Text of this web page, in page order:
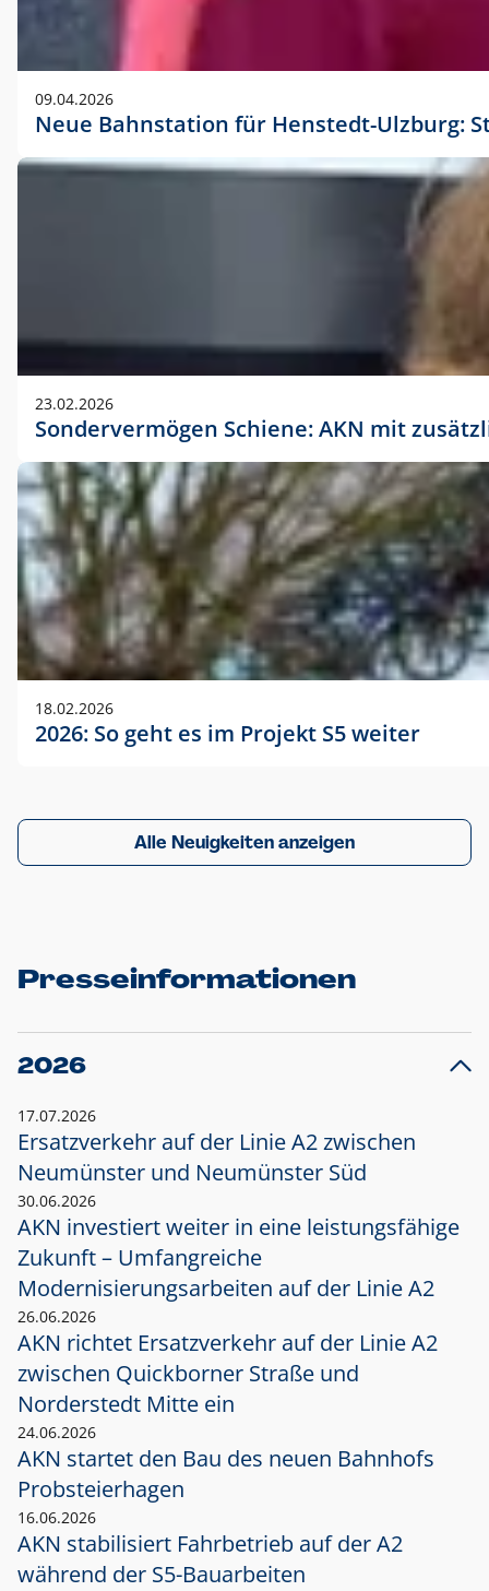
09.04.2026
Neue Bahnstation für Henstedt-Ulzburg:
23.02.2026
Sondervermögen Schiene: AKN mit
18.02.2026
2026: So geht es im Projekt S5 weiter
Alle Neuigkeiten anzeigen
Presseinformationen
2026
17.07.2026
Ersatzverkehr auf der Linie A2 zwischen
Neumünster und Neumünster Süd
30.06.2026
AKN investiert weiter in eine leistungsfähige
Zukunft – Umfangreiche
Modernisierungsarbeiten auf der Linie A2
26.06.2026
AKN richtet Ersatzverkehr auf der Linie A2
zwischen Quickborner Straße und
Norderstedt Mitte ein
24.06.2026
AKN startet den Bau des neuen Bahnhofs
Probsteierhagen
16.06.2026
AKN stabilisiert Fahrbetrieb auf der A2
während der S5-Bauarbeiten